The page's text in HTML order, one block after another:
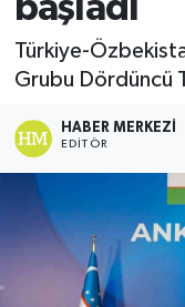
başladı
Türkiye-
Grubu Dördüncü
HABER MERKEZI
EDITÖR
Kültür Sanat
Gordion
Son Dakika